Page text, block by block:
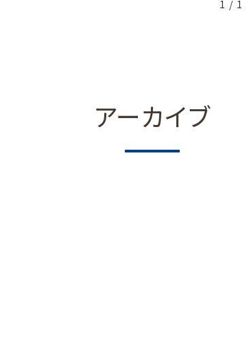
1 / 1
アーカイブ